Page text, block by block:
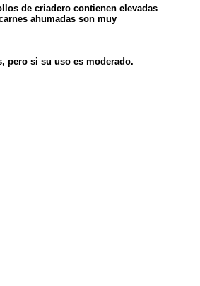
de criadero contienen elevadas
ahumadas son muy
pero si su uso es moderado.